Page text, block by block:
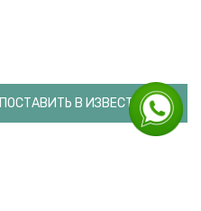
ПОСТАВИТЬ В ИЗВЕСТНОСТЬ